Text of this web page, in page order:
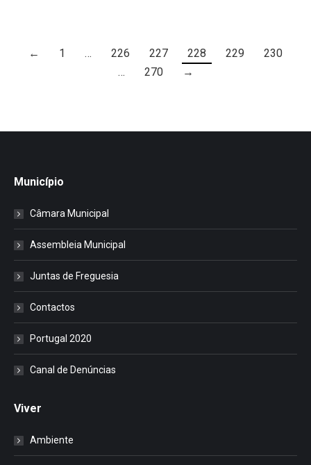
← 1 … 226 227 228 229
230
…
270 →
Município
Câmara Municipal
Assembleia Municipal
Juntas de Freguesia
Contactos
Portugal 2020
Canal de Denúncias
Viver
Ambiente